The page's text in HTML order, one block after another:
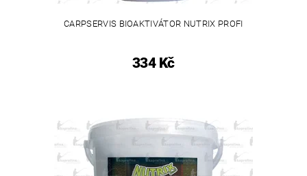
CARPSERVIS BIOAKTIVÁTOR NUTRIX PROFI
334 Kč